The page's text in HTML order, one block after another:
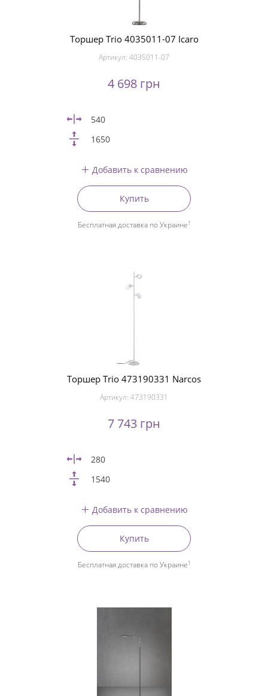
Торшер Trio 4035011-07 Icaro
Артикул: 4035011-07
4 698 грн
540
1650
Добавить к сравнению
Купить
Бесплатная доставка по Украине1
Торшер Trio 473190331 Narcos
Артикул: 473190331
7 743 грн
280
1540
Добавить к сравнению
Купить
Бесплатная доставка по Украине1